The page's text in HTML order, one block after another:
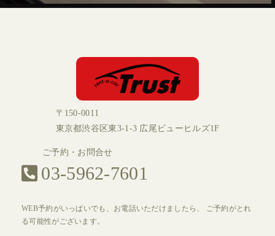
〒150-0011
東京都渋谷区東3-1-3 広尾ビューヒルズ1F
ご予約・お問合せ
03-5962-7601
WEB予約がいっぱいでも、お電話いただけましたら、
ご予約がとれ
る可能性がございます。